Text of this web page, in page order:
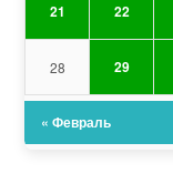
21 22
28 29
« Февраль